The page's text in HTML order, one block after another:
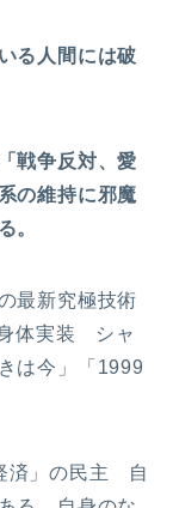
る人間には破
戦争反対、愛
の維持に邪魔
。
最新究極技術
体実装 シャ
は今」「1999
済」の民主 自